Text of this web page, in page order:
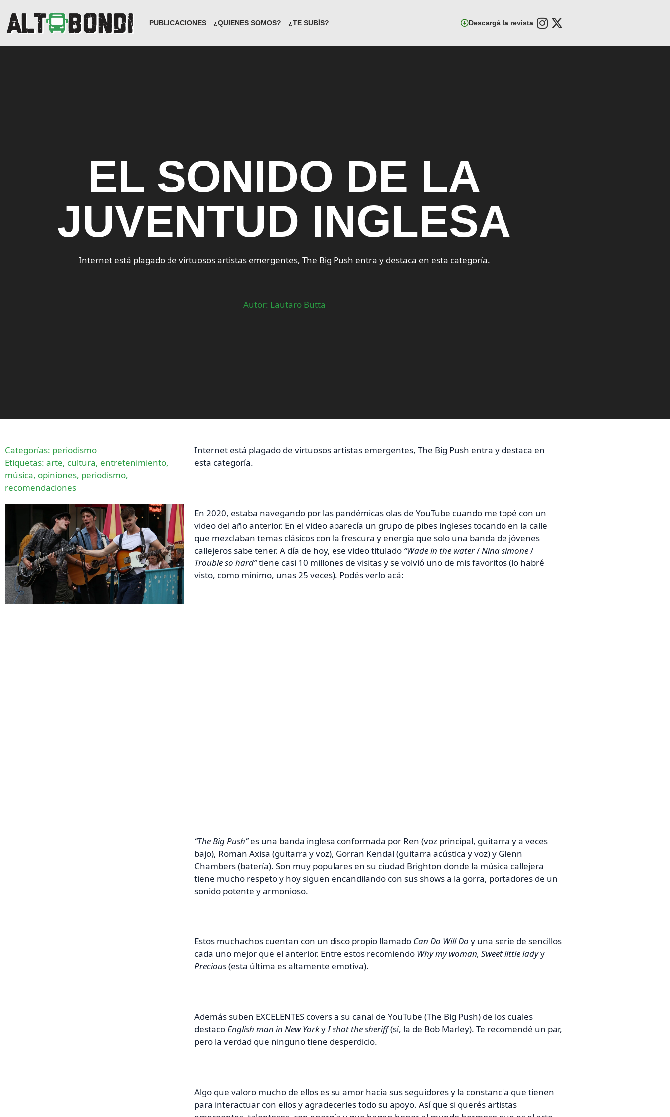
PUBLICACIONES ¿QUIENES SOMOS? ¿TE SUBÍS? Descargá la revista
EL SONIDO DE LA
JUVENTUD INGLESA
Internet está plagado de virtuosos artistas emergentes, The Big Push entra y destaca en esta categoría.
Autor: Lautaro Butta
Categorías: periodismo
Etiquetas: arte, cultura, entretenimiento,
música, opiniones, periodismo,
recomendaciones
Internet está plagado de virtuosos artistas emergentes, The Big Push entra y destaca en
esta categoría.
En 2020, estaba navegando por las pandémicas olas de YouTube cuando me topé con un
video del año anterior. En el video aparecía un grupo de pibes ingleses tocando en la calle
que mezclaban temas clásicos con la frescura y energía que solo una banda de jóvenes
callejeros sabe tener. A día de hoy, ese video titulado “Wade in the water/Nina simone/
Trouble so hard”tiene casi 10 millones de visitas y se volvió uno de mis favoritos (lo habré
visto, como mínimo, unas 25 veces). Podés verlo acá:
“The Big Push”es una banda inglesa conformada por Ren (voz principal, guitarra y a veces
bajo), Roman Axisa (guitarra y voz), Gorran Kendal (guitarra acústica y voz) y Glenn
Chambers (batería). Son muy populares en su ciudad Brighton donde la música callejera
tiene mucho respeto y hoy siguen encandilando con sus shows a la gorra, portadores de un
sonido potente y armonioso.
Estos muchachos cuentan con un disco propio llamado Can Do Will Do y una serie de sencillos
cada uno mejor que el anterior. Entre estos recomiendo Why my woman, Sweet little ladyy
Precious(esta última es altamente emotiva).
Además suben EXCELENTEScovers a su canal de YouTube (The Big Push) de los cuales
destacoEnglish man in New YorkyI shot the sheriff(sí, la de Bob Marley). Te recomendé un par,
pero la verdad que ninguno tiene desperdicio.
Algo que valoro mucho de ellos es su amor hacia sus seguidores y la constancia que tienen
para interactuar con ellos y agradecerles todo su apoyo. Así que si querés artistas